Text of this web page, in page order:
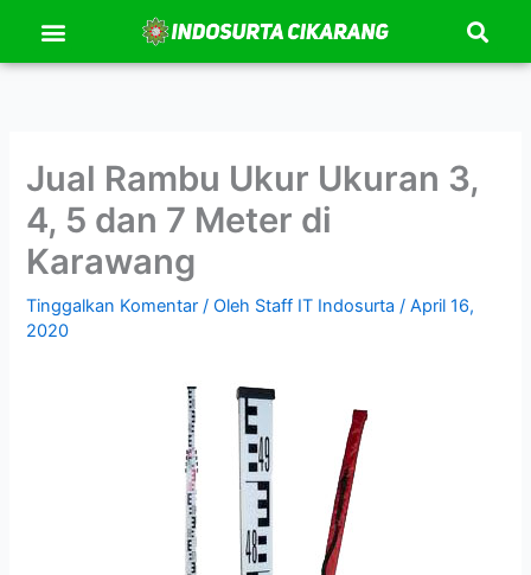
konten
Menu
Jual Rambu Ukur Ukuran 3,
4, 5 dan 7 Meter di
Karawang
Tinggalkan Komentar / Oleh Staff IT Indosurta/April 16,
2020